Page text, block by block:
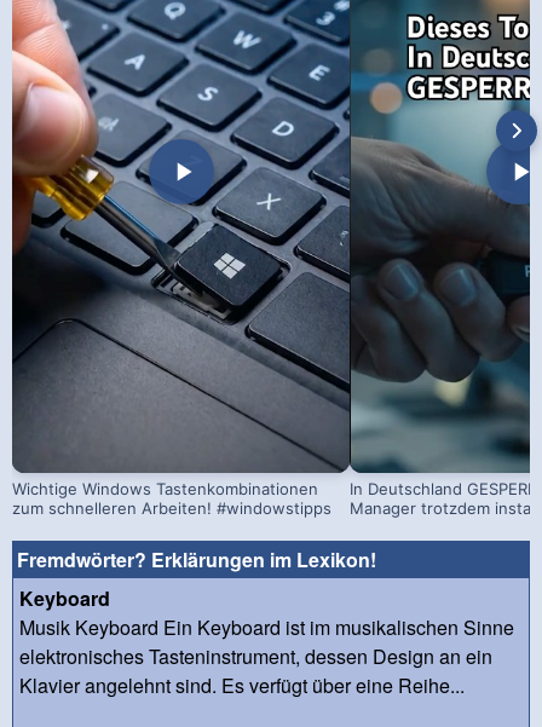
Wichtige Windows Tastenkombinationen
zum schnelleren Arbeiten! #windowstipps
In Deutschland
Manager trotzdem
Fremdwörter? Erklärungen im Lexikon!
Keyboard
Musik Keyboard Ein Keyboard ist im musikalischen Sinne
elektronisches Tasteninstrument, dessen Design an ein
Klavier angelehnt sind. Es verfügt über eine Reihe...